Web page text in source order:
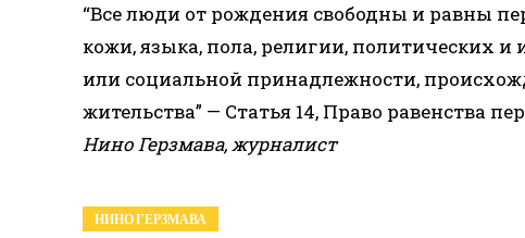
“Все люди от рождения свободны и равны
кожи, языка, пола, религии, политических
или социальной принадлежности,
жительства” — Статья 14, Право равенства
Нино Герзмава, журналист
НИНО ГЕРЗМАВА